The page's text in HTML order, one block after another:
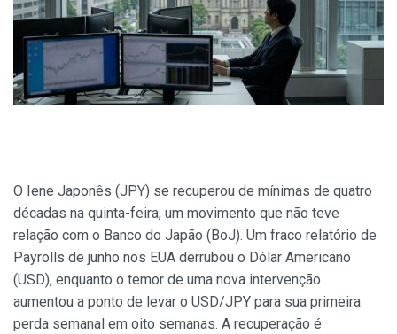
O Iene Japonês (JPY) se recuperou de mínimas de quatro
décadas na quinta-feira, um movimento que não teve
relação com o Banco do Japão (BoJ). Um fraco relatório de
Payrolls de junho nos EUA derrubou o Dólar Americano
(USD), enquanto o temor de uma nova intervenção
aumentou a ponto de levar o USD/JPY para sua primeira
perda semanal em oito semanas. A recuperação é